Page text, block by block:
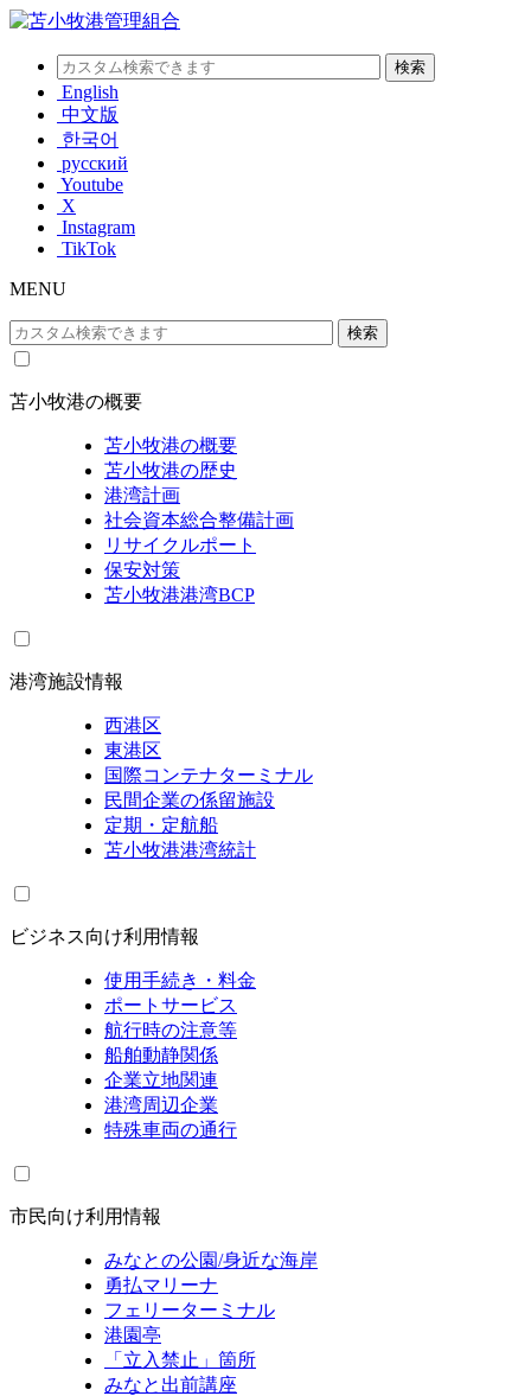
English
中文版
한국어
русский
Youtube
X
Instagram
TikTok
MENU
苫小牧港の概要
苫小牧港の概要
苫小牧港の歴史
港湾計画
社会資本総合整備計画
リサイクルポート
保安対策
苫小牧港港湾BCP
港湾施設情報
西港区
東港区
国際コンテナターミナル
民間企業の係留施設
定期・定航船
苫小牧港港湾統計
ビジネス向け利用情報
使用手続き・料金
ポートサービス
航行時の注意等
船舶動静関係
企業立地関連
港湾周辺企業
特殊車両の通行
市民向け利用情報
みなとの公園/身近な海岸
勇払マリーナ
フェリーターミナル
港園亭
「立入禁止」箇所
みなと出前講座